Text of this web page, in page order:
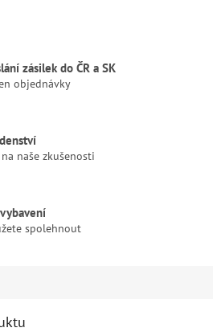
zásilek do ČR a SK
objednávky
naše zkušenosti
spolehnout